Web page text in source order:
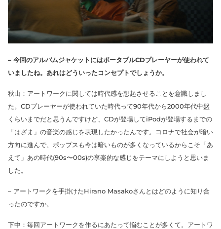
– 今回のアルバムジャケットにはポータブルCDプレーヤーが使われて
いましたね。あれはどういったコンセプトでしょうか。
秋山：アートワークに関しては時代感を想起させることを意識しまし
た。CDプレーヤーが使われていた時代って90年代から2000年代中盤
くらいまでだと思うんですけど、CDが登場してiPodが登場するまでの
「はざま」の音楽の感じを表現したかったんです。コロナで社会が暗い
方向に進んで、ポップスも今は暗いものが多くなっているからこそ「あ
えて」あの時代(90s〜00s)の享楽的な感じをテーマにしようと思いま
した。
– アートワークを手掛けたHirano Masakoさんとはどのように知り合
ったのですか。
下中：毎回アートワークを作るにあたって悩むことが多くて。アートワ